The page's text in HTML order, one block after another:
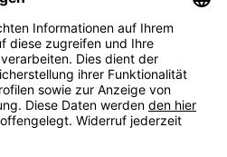
SIE KEINE NEUIGKEIT ODER